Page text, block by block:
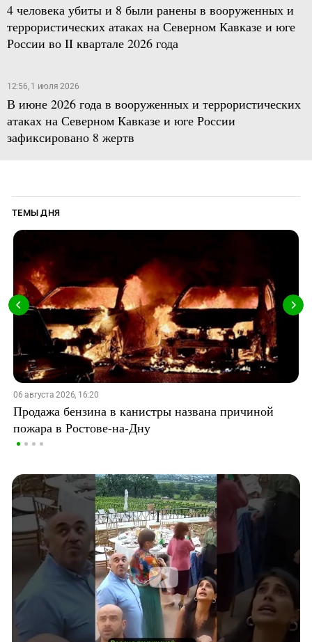
4 человека убиты и 8 были ранены в вооруженных и
террористических атаках на Северном Кавказе и юге
России во II квартале 2026 года
12:56, 1 июля 2026
В июне 2026 года в вооруженных и террористических
атаках на Северном Кавказе и юге России
зафиксировано 8 жертв
ТЕМЫ ДНЯ
06 августа 2026, 16:20
Продажа бензина в канистры названа причиной
пожара в Ростове-на-Дну